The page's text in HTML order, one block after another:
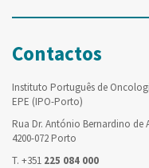
Contactos
Instituto Português de
EPE (IPO-Porto)
Rua Dr. António Bernardino de
4200-072 Porto
T. +351 225 084 000